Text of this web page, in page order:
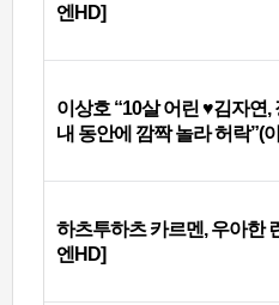
엔HD]
이상호 “10살 어린 ♥김자연,
내 동안에 깜짝 놀라 허락”(
하츠투하츠 카르멘, 우아한
엔HD]